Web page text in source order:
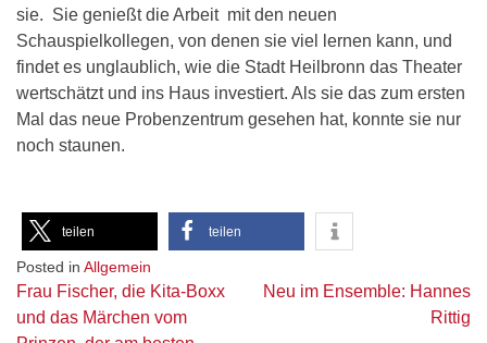
sie. Sie genießt die Arbeit mit den neuen
Schauspielkollegen, von denen sie viel lernen kann, und
findet es unglaublich, wie die Stadt Heilbronn das Theater
wertschätzt und ins Haus investiert. Als sie das zum ersten
Mal das neue Probenzentrum gesehen hat, konnte sie nur
noch staunen.
teilen teilen
Posted in Allgemein
Beitragsnavigation
Frau Fischer, die Kita-Boxx
und das Märchen vom
Neu im Ensemble: Hannes
Rittig